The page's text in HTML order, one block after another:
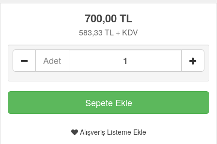
700,00 TL
583,33 TL + KDV
Adet
Alışveriş Listeme Ekle